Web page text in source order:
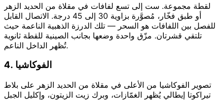
لقطة مجموعة. ست إلى تسع لفافات في مقلاة من الحديد الزهر
أو طبق فخّار، مُصوَّرة بزاوية 30 إلى 45 درجة. الاتصال القابل
للفصل بين اللفافات هو السحر — تلك الدرزة الذهبية الناعمة حيث
تلتقي قشرتان. مزّق واحدة وضعها بجانب الصينية للقطة ثانوية
تُظهر الداخل الناعم.
4. الفوكاشيا
تصوير الفوكاشيا من الأعلى في مقلاة من الحديد الزهر على بلاط
تيراكوتا إيطالي يُظهر الغمّازات، وبرك زيت الزيتون، وإكليل الجبل